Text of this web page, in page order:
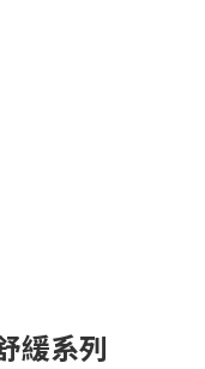
緩系列